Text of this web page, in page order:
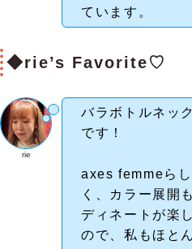
ています。
◆rie’s Favorite♡
rie
バラボトルネッ
です！
axes femmeら
く、カラー展開
ディネートが楽
ので、私もほと